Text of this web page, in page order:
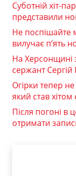
Суботній хіт-
представили
Не поспішайте
вилучає п’ять
На Херсонщині
сержант
Огірки тепер
який став
Після погоні в
отримати